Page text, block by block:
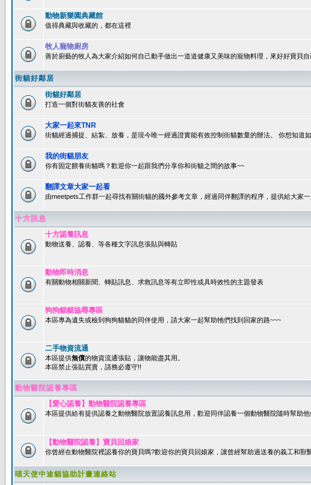
動物新樂園典藏館
值得典藏與收藏的，都在這裡
牧人寵物廚房
善於廚藝的牧人為大家介紹如何自己動手做出一道道健康又美味的寵物料理，來好好寶貝
街貓好鄰居
街貓好鄰居
打造一個對街貓友善的社會
大家一起來TNR
街貓經過捕捉、結紮、放養，是現今唯一經過證實能有效控制街貓數量的辦法。 你想知道
我的街貓朋友
你有固定餵養街貓嗎？歡迎你一起跟我們分享你和街貓之間的故事~~
翻譯文章大家一起看
由meetpets工作群一起尋找有關街貓的國外參考文章，經過同伴翻譯的程序，提供給大家一
十方訊息
十方認養訊息
動物送養、認養、等各種文字訊息張貼與轉貼
動物即時消息
有關動物相關新聞、轉貼訊息、求救訊息等有立即性或具時效性的主題發表
狗狗貓貓協尋專區
本區專為遺失或檢到狗狗貓貓的同伴使用，請大家一起幫助牠們找到回家的路~~~
二手物資流通
本區提供無償的物資流通張貼，讓物能盡其用。
本區禁止張貼買賣，請務必遵守!!
動物醫院認養專區
【愛心認養】動物醫院認養專區
本區提供給有提供認養之動物醫院放置認養訊息用，歡迎同伴認養一個動物醫院隨時幫助
【動物醫院認養】寶貝回娘家
你曾經在動物醫院裡認養你的寶貝嗎?歡迎你的寶貝回娘家，讓曾經幫助過送養的義工和獸
喵天使中途貓協助計畫連絡站